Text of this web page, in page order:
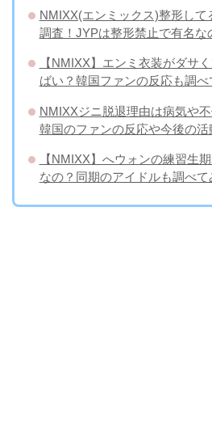
NMIXX(エンミックス)整形し
調査！JYPは整形禁止で有名な
【NMIXX】エンミ衣装がダサ
ばい？韓国ファンの反応も調べ
NMIXXジニ脱退理由は病気や
韓国のファンの反応や今後の活
【NMIXX】へウォンの練習生
なの？同期のアイドルも調べて